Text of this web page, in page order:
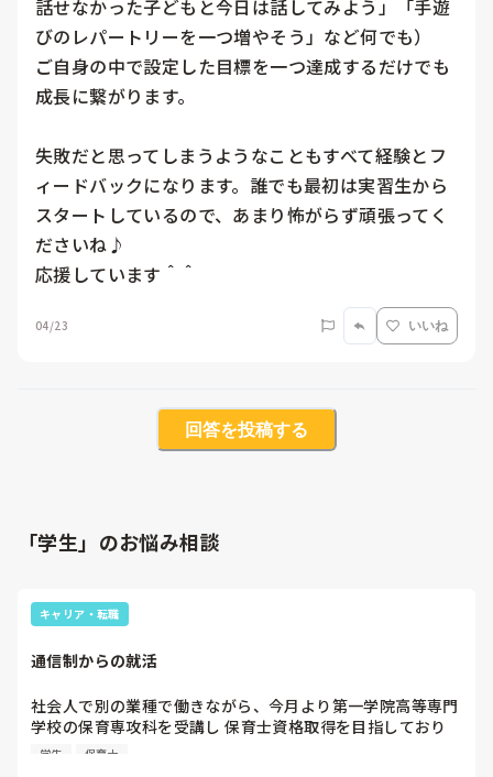
話せなかった子どもと今日は話してみよう」「手遊
びのレパートリーを一つ増やそう」など何でも）
ご自身の中で設定した目標を一つ達成するだけでも
成長に繋がります。
失敗だと思ってしまうようなこともすべて経験とフ
ィードバックになります。誰でも最初は実習生から
スタートしているので、あまり怖がらず頑張ってく
ださいね♪
応援しています＾＾
04/23 いいね
回答を投稿する
「学生」のお悩み相談
キャリア・転職
通信制からの就活
社会人で別の業種で働きながら、今月より第一学院高等専門
学校の保育専攻科を受講し 保育士資格取得を目指しており
ます。
学生 保育士